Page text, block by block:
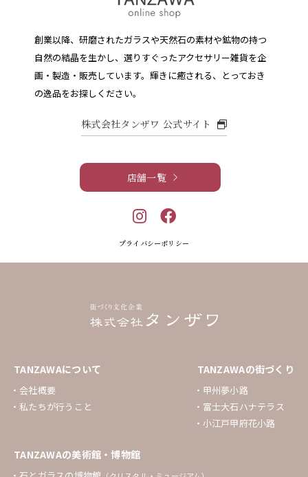
創業以降、研磨されたガラスや天然石の素材や鉱物の持つ
自然の結晶を生かし、選りすぐったアクセサリー雑貨を企
画・製造・販売しています。 輝きに癒される、とっておき
の逸品をお探しください。
株式会社タンザワ 公式サイト
店舗一覧
プライバシーポリシー
TANZAWAについて
会社概要
私たちが行うこと
TANZAWAの街づくり
甲州夢小路
富士大石ハナテラス
小江戸甲府花小路
TANZAWAの美術館・博物館